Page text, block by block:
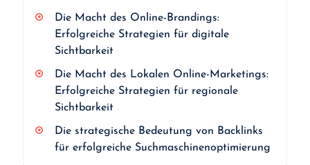
Die Macht des Online-Brandings:
Erfolgreiche Strategien für digitale
Sichtbarkeit
Die Macht des Lokalen Online-Marketings:
Erfolgreiche Strategien für regionale
Sichtbarkeit
Die strategische Bedeutung von Backlinks
für erfolgreiche Suchmaschinenoptimierung